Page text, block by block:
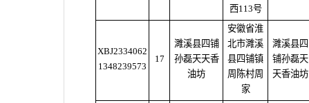
西113号
XBJ2334062
1348239573
17
濉溪县四铺
孙磊天天香
油坊
安徽省淮
北市濉溪
县四铺镇
周陈村周
家
濉溪县四
铺孙磊天
天香油坊